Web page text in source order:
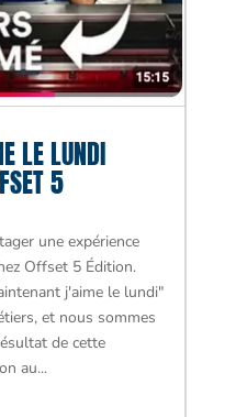
LE LUNDI
5
une expérience
Offset 5 Édition.
j'aime le lundi"
et nous sommes
de cette
au...